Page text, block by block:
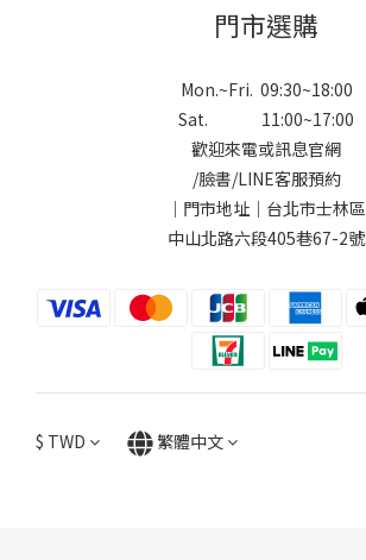
門市選購
Mon.~Fri. 09:30~18:00
Sat. 11:00~17:00
歡迎來電或訊息官網
/臉書/LINE客服預約
｜門市地址｜台北市士林區
中山北路六段405巷67-2號
$ TWD 繁體中文